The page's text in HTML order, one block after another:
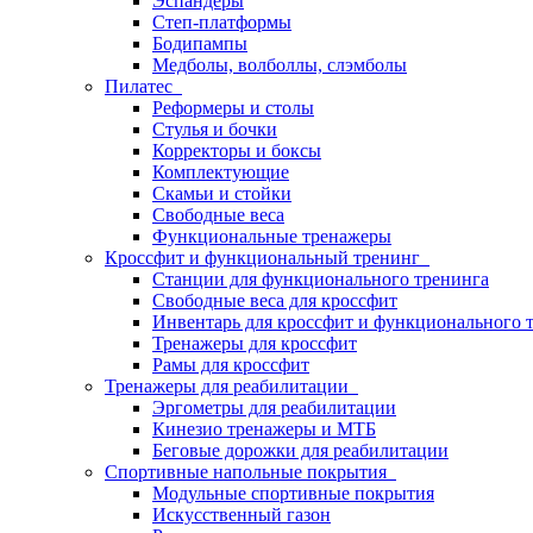
Степ-платформы
Бодипампы
Медболы, волболлы, слэмболы
Пилатес
Реформеры и столы
Стулья и бочки
Корректоры и боксы
Комплектующие
Скамьи и стойки
Свободные веса
Функциональные тренажеры
Кроссфит и функциональный тренинг
Станции для функционального тренинга
Свободные веса для кроссфит
Инвентарь для кроссфит и функционального
Тренажеры для кроссфит
Рамы для кроссфит
Тренажеры для реабилитации
Эргометры для реабилитации
Кинезио тренажеры и МТБ
Беговые дорожки для реабилитации
Спортивные напольные покрытия
Модульные спортивные покрытия
Искусственный газон